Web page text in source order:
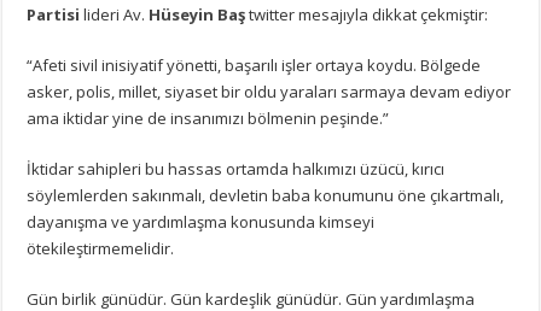
Partisi lideri Av. Hüseyin Baştwitter mesajıyla dikkat çekmiştir:
“Afeti sivil inisiyatif yönetti, başarılı işler ortaya koydu. Bölgede
asker, polis, millet, siyaset bir oldu yaraları sarmaya devam ediyor
ama iktidar yine de insanımızı bölmenin peşinde.”
İktidar sahipleri bu hassas ortamda halkımızı üzücü, kırıcı
söylemlerden sakınmalı, devletin baba konumunu öne çıkartmalı,
dayanışma ve yardımlaşma konusunda kimseyi
ötekileştirmemelidir.
Gün birlik günüdür. Gün kardeşlik günüdür. Gün yardımlaşma